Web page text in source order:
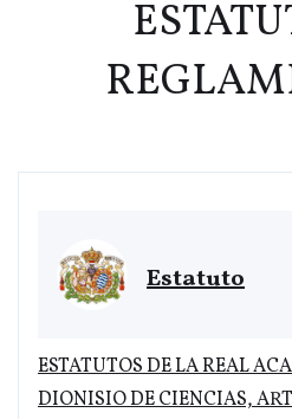
Estatuto
ESTATUTOS DE LA REAL
DIONISIO DE CIENCIAS,